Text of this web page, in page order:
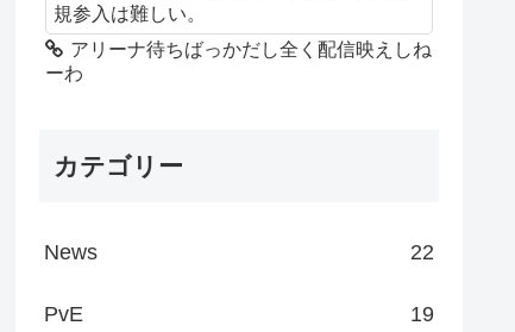
規参入は難しい。
アリーナ待ちばっかだし全く配信映えしね
ーわ
カテゴリー
News 22
PvE 19